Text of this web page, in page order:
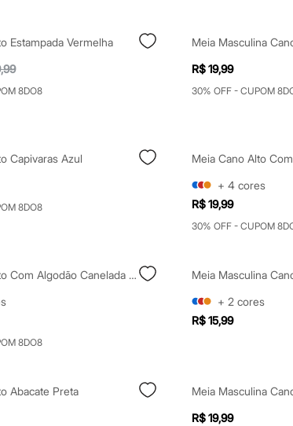
Estampada Vermelha
8DO8
Meia Masculina
R$ 19,99
30% OFF - CUPOM
Capivaras Azul
8DO8
+ 4 cores
R$ 19,99
30% OFF - CUPOM
Meia Cano Alto Com Algodão Canelada Marrom
8DO8
Meia Masculina
+ 2 cores
R$ 15,99
Abacate Preta
Meia Masculina
R$ 19,99